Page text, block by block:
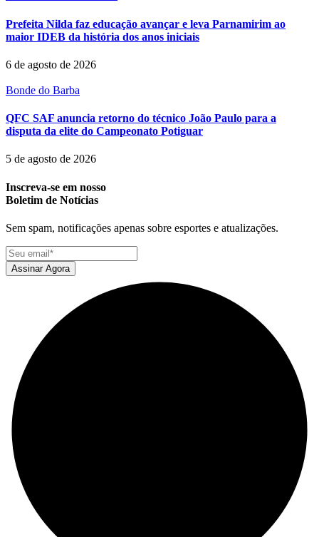
Prefeita Nilda faz educação avançar e leva Parnamirim ao
maior IDEB da história dos anos iniciais
6 de agosto de 2026
Bonde do Barba
QFC SAF anuncia retorno do técnico João Paulo para a
disputa da elite do Campeonato Potiguar
5 de agosto de 2026
Inscreva-se em nosso
Boletim de Notícias
Sem spam, notificações apenas sobre esportes e atualizações.
Assinar Agora